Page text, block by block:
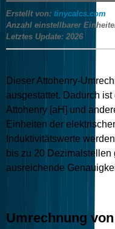
Erstellt von: tinycalcs.com
Anzahl einstellbarer
Letztes Update: 2026
Dieser Attohenry-
ausgestattet. Dadurch
Attohenry [aH] und
Einheiten der
Induktivitätswerte
bis zu 20
ausreichende
Umrechnung